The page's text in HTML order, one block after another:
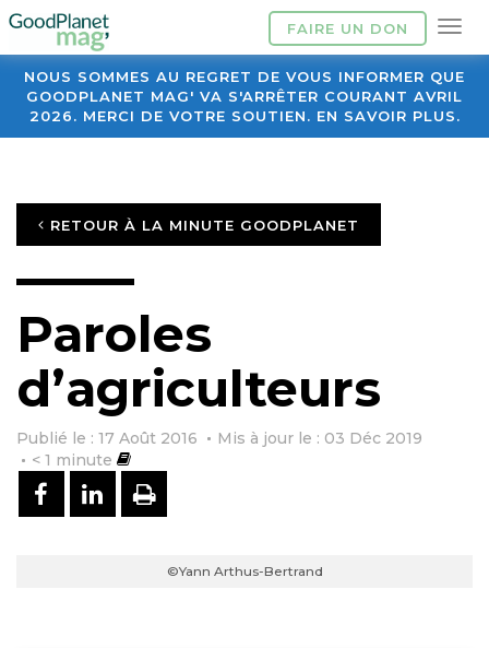
FAIRE UN DON
NOUS SOMMES AU REGRET DE VOUS INFORMER QUE
GOODPLANET MAG' VA S'ARRÊTER COURANT AVRIL
2026. MERCI DE VOTRE SOUTIEN. EN SAVOIR PLUS.
RETOUR À LA MINUTE GOODPLANET
Paroles
d’agriculteurs
Publié le : 17 Août 2016
Mis à jour le : 03 Déc 2019
< 1 minute
PARTAGER SUR FACEBOOK
PARTAGER SUR LINKEDIN
IMPRIMER
©Yann Arthus-Bertrand